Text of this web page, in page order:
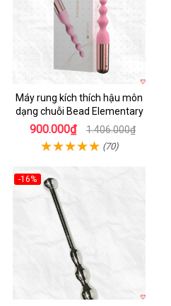
Máy rung kích thích hậu môn
dạng chuỗi Bead Elementary
900.000₫ 1.406.000₫
(70)
-16%